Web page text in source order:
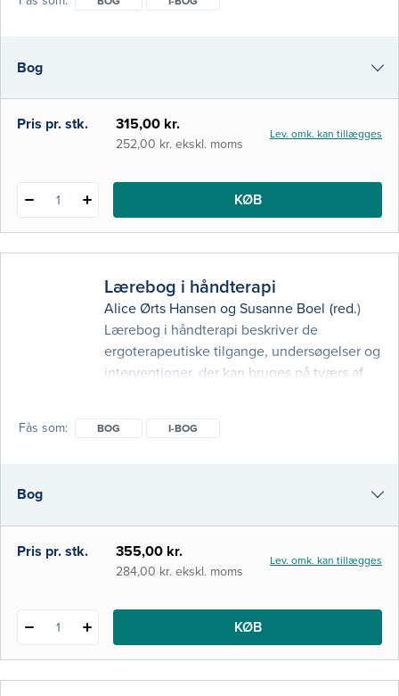
dysfagi og lignende kliniske
Bog
i-bog
Pris pr. stk. 315,00 kr.
252,00 kr. ekskl. moms
Lev. omk. kan tillægges
1 KØB
Lærebog i håndterapi
Alice Ørts Hansen og Susanne Boel (red.)
Lærebog i håndterapi beskriver de
ergoterapeutiske tilgange, undersøgelser og
interventioner, der kan bruges på tværs af
har været at skrive en bog om praksis til
ud fra patientens mål, behov og symptomer
und
Fås som BOG I-BOG
Bog
i-bog
Pris pr. stk. 355,00 kr.
284,00 kr. ekskl. moms
Lev. omk. kan tillægges
1 KØB